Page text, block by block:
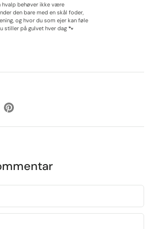
hvalp behøver ikke være
den bare med en skål foder,
og hvor du som ejer kan føle
stiller på gulvet hver dag 🐾